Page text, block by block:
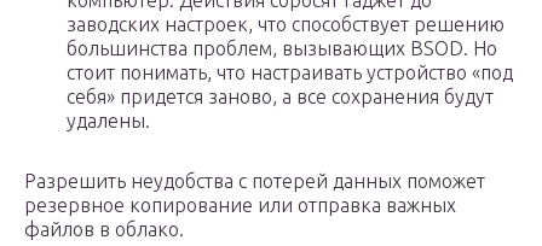
заводских настроек, что способствует решению
большинства проблем, вызывающих BSOD. Но
стоит понимать, что настраивать устройство «под
себя» придется заново, а все сохранения будут
удалены.
Разрешить неудобства с потерей данных поможет
резервное копирование или отправка важных
файлов в облако.